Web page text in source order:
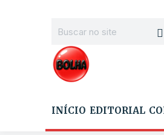
INÍCIO EDITORIAL